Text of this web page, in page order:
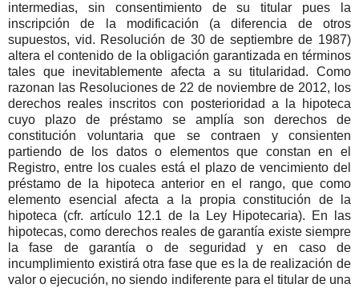
intermedias, sin consentimiento de su titular pues la
inscripción de la modificación (a diferencia de otros
supuestos, vid. Resolución de 30 de septiembre de 1987)
altera el contenido de la obligación garantizada en términos
tales que inevitablemente afecta a su titularidad. Como
razonan las Resoluciones de 22 de noviembre de 2012, los
derechos reales inscritos con posterioridad a la hipoteca
cuyo plazo de préstamo se amplía son derechos de
constitución voluntaria que se contraen y consienten
partiendo de los datos o elementos que constan en el
Registro, entre los cuales está el plazo de vencimiento del
préstamo de la hipoteca anterior en el rango, que como
elemento esencial afecta a la propia constitución de la
hipoteca (cfr. artículo 12.1 de la Ley Hipotecaria). En las
hipotecas, como derechos reales de garantía existe siempre
la fase de garantía o de seguridad y en caso de
incumplimiento existirá otra fase que es la de realización de
valor o ejecución, no siendo indiferente para el titular de una